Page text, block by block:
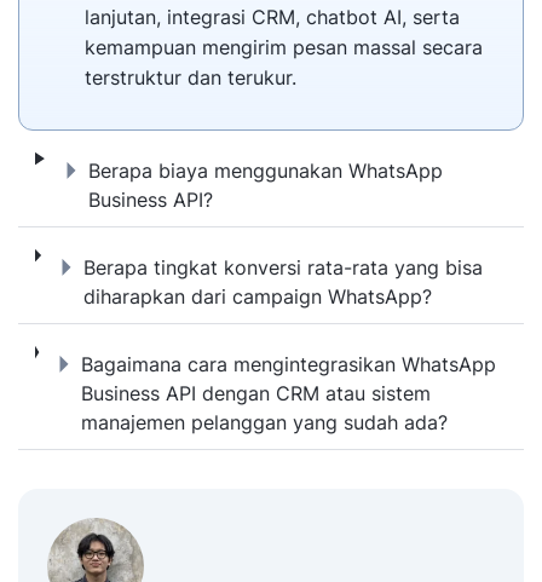
lanjutan, integrasi CRM, chatbot AI, serta
kemampuan mengirim pesan massal secara
terstruktur dan terukur.
Berapa biaya menggunakan WhatsApp
Business API?
Berapa biaya menggunakan WhatsApp
Berapa tingkat konversi rata-rata yang bisa
diharapkan dari campaign WhatsApp?
Berapa tingkat konversi rata-rata yang
Bagaimana cara mengintegrasikan WhatsApp
Business API dengan CRM atau sistem
manajemen pelanggan yang sudah ada?
Bagaimana cara mengintegrasikan